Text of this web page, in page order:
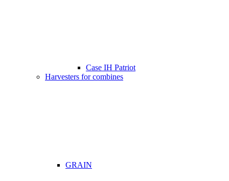
Case IH Patriot
Harvesters for combines
GRAIN